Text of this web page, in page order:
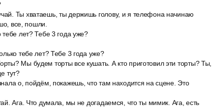
Ты хватаешь, ты держишь голову, и я телефона начинаю
все, пошли.
тебе лет? Тебе 3 года уже?
тебе лет? Тебе 3 года уже?
Мы будем торты все кушать. А кто приготовил эти торты? Ты,
тут?
о, пойдём, покажешь, что там находится на сцене. Это
Ага. Что думала, мы не догадаемся, что ты мимик. Ага, есть